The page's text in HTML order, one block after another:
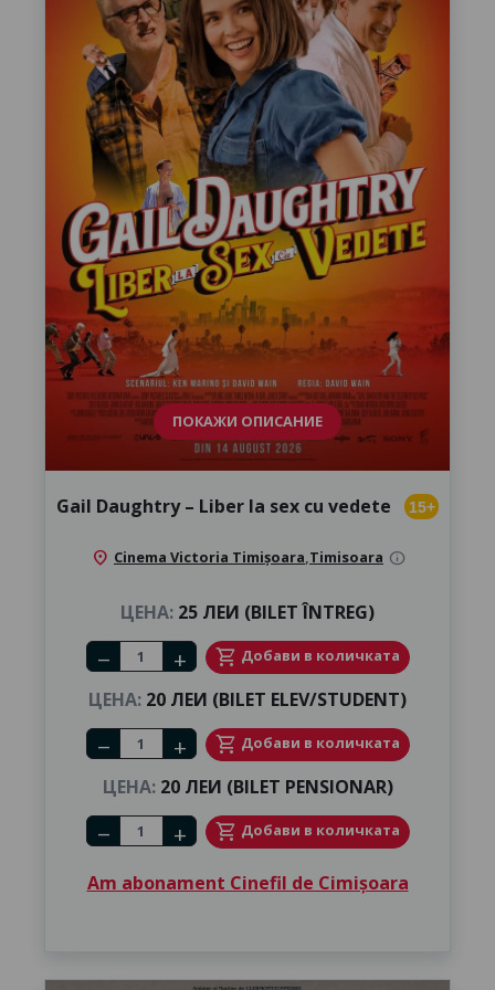
ПОКАЖИ ОПИСАНИЕ
Gail Daughtry – Liber la sex cu vedete 15+
location_on Cinema Victoria Timișoara,Timisoara info
ЦЕНА: 25 ЛЕИ (BILET ÎNTREG)
Number of tickets
remove add shopping_cart Добави в количката
ЦЕНА: 20 ЛЕИ (BILET ELEV/STUDENT)
Number of tickets
remove add shopping_cart Добави в количката
ЦЕНА:20 ЛЕИ (BILET PENSIONAR)
Number of tickets
remove add shopping_cart Добави в количката
Am abonament Cinefil de Cimișoara